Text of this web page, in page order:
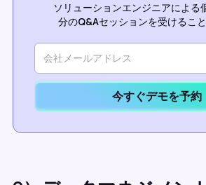
ソリューションエンジニアによる
分のQ&Aセッションを受けるこ
今すぐデモを予約